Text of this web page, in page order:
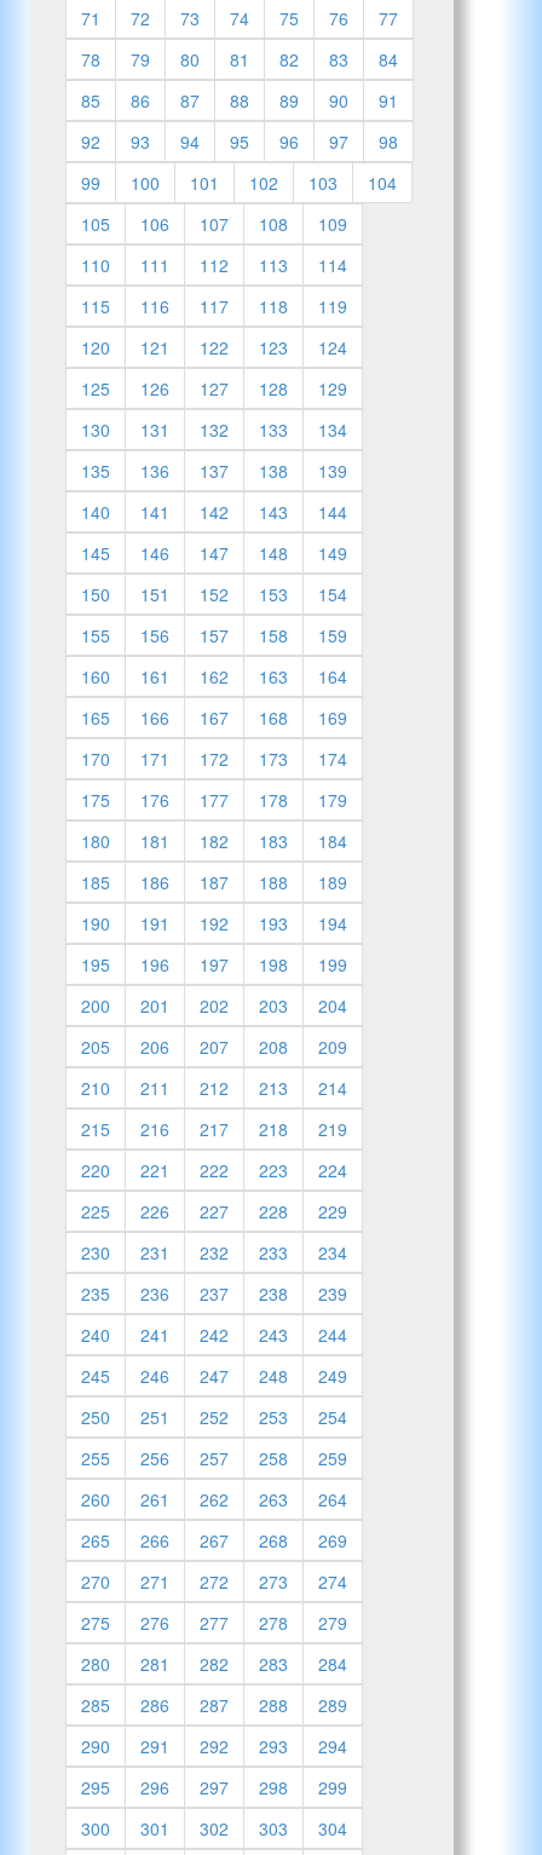
71
72 73 74 75 76
77
78
79 80 81 82 83
84
85
86 87 88 89 90
91
92
93 94 95 96 97
98
99
100 101 102 103
104
105
106 107 108
109
110
111 112 113
114
115
116 117 118
119
120
121 122 123
124
125
126 127 128
129
130
131 132 133
134
135
136 137 138
139
140
141 142 143
144
145
146 147 148
149
150
151 152 153
154
155
156 157 158
159
160
161 162 163
164
165
166 167 168
169
170
171 172 173
174
175
176 177 178
179
180
181 182 183
184
185
186 187 188
189
190
191 192 193
194
195
196 197 198
199
200
201 202 203
204
205
206 207 208
209
210
211 212 213
214
215
216 217 218
219
220
221 222 223
224
225
226 227 228
229
230
231 232 233
234
235
236 237 238
239
240
241 242 243
244
245
246 247 248
249
250
251 252 253
254
255
256 257 258
259
260
261 262 263
264
265
266 267 268
269
270
271 272 273
274
275
276 277 278
279
280
281 282 283
284
285
286 287 288
289
290
291 292 293
294
295
296 297 298
299
300
301 302 303
304